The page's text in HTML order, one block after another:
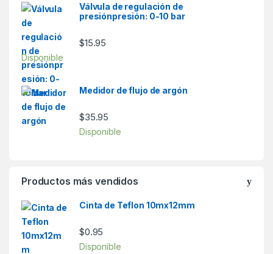
Válvula de regulación de
presiónpresión: 0-10 bar
$15.95
Disponible
Medidor de flujo de argón
$35.95
Disponible
Productos más vendidos
Cinta de Teflon 10mx12mm
$0.95
Disponible